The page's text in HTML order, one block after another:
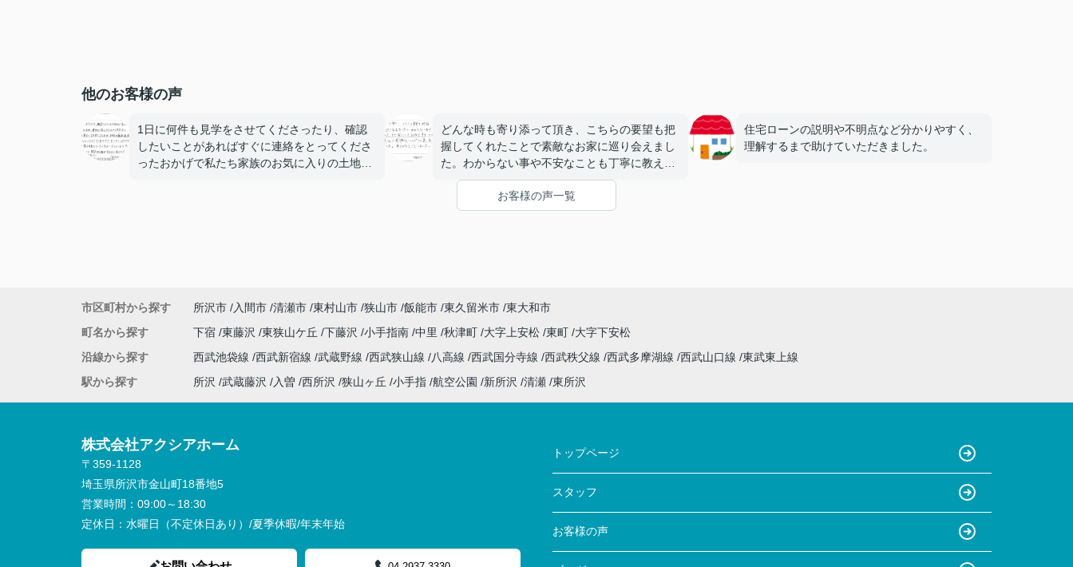
他のお客様の声
1日に何件も見学をさせてくださったり、確認
したいことがあればすぐに連絡をとってくださ
ったおかげで私たち家族のお気に入りの土地、
い私たちでしたが、藤原様の豊富な知識により
私たちもたくさん学ぶことができました！
ました＆これからもよろしくお願いします
どんな時も寄り添って頂き、こちらの要望も把
握してくれたことで素敵なお家に巡り会えまし
た。わからない事や不安なことも丁寧に教えて
くれたことで安心してお任せすることができま
した。家族全員、斎藤さんに感謝でいっぱいで
す。長い期間、本当にお世話になりました。あ
住宅ローンの説明や不明点など分かりやすく、
理解するまで助けていただきました。
お客様の声一覧
市区町村から探す 所沢市 入間市 清瀬市 東村山市 狭山市 飯能市 東久留米市 東大和市
町名から探す
下宿 東藤沢 東狭山ケ丘 下藤沢 小手指南 中里 秋津町 大字上安松 東町 大字下安松
沿線から探す
西武池袋線 西武新宿線 武蔵野線 西武狭山線 八高線 西武国分寺線 西武秩父線 西武多摩湖線 西武山口線 東武東上線
駅から探す
所沢 武蔵藤沢 入曽 西所沢 狭山ヶ丘 小手指 航空公園 新所沢 清瀬 東所沢
株式会社アクシアホーム
〒359-1128
埼玉県所沢市金山町18番地5
営業時間： 09:00～18:30
定休日： 水曜日（不定休日あり）/夏季休暇/年末年始
トップページ
スタッフ
お客様の声